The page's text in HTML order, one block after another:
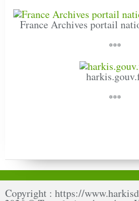
France Archives portail
***
***
Copyright : https://